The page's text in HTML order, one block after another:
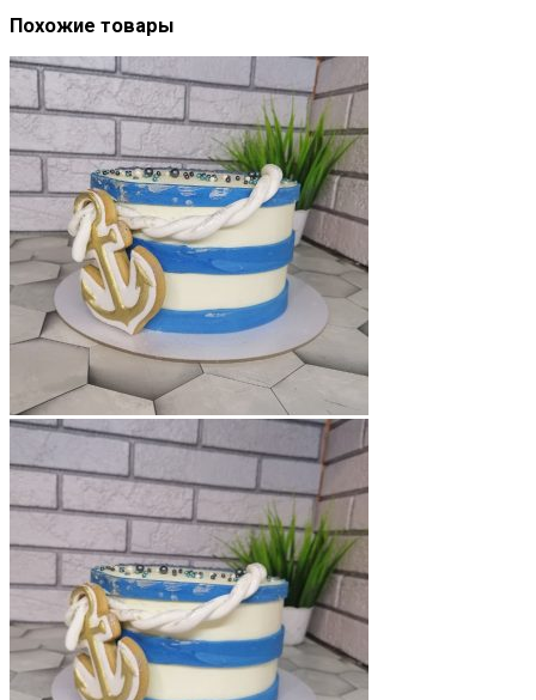
Похожие товары